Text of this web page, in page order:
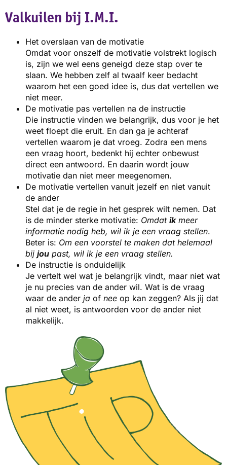
Valkuilen bij I.M.I.
Het overslaan van de motivatie
Omdat voor onszelf de motivatie volstrekt logisch
is, zijn we wel eens geneigd deze stap over te
slaan. We hebben zelf al twaalf keer bedacht
waarom het een goed idee is, dus dat vertellen we
niet meer.
De motivatie pas vertellen na de instructie
Die instructie vinden we belangrijk, dus voor je het
weet floept die eruit. En dan ga je achteraf
vertellen waarom je dat vroeg. Zodra een mens
een vraag hoort, bedenkt hij echter onbewust
direct een antwoord. En daarin wordt jouw
motivatie dan niet meer meegenomen.
De motivatie vertellen vanuit jezelf en niet vanuit
de ander
Stel dat je de regie in het gesprek wilt nemen. Dat
is de minder sterke motivatie: Omdat ikmeer
informatie nodig heb, wil ik je een vraag stellen.
Beter is: Om een voorstel te maken dat helemaal
bij jou past, wil ik je een vraag stellen.
De instructie is onduidelijk
Je vertelt wel wat je belangrijk vindt, maar niet wat
je nu precies van de ander wil. Wat is de vraag
waar de ander ja of nee op kan zeggen? Als jij dat
al niet weet, is antwoorden voor de ander niet
makkelijk.